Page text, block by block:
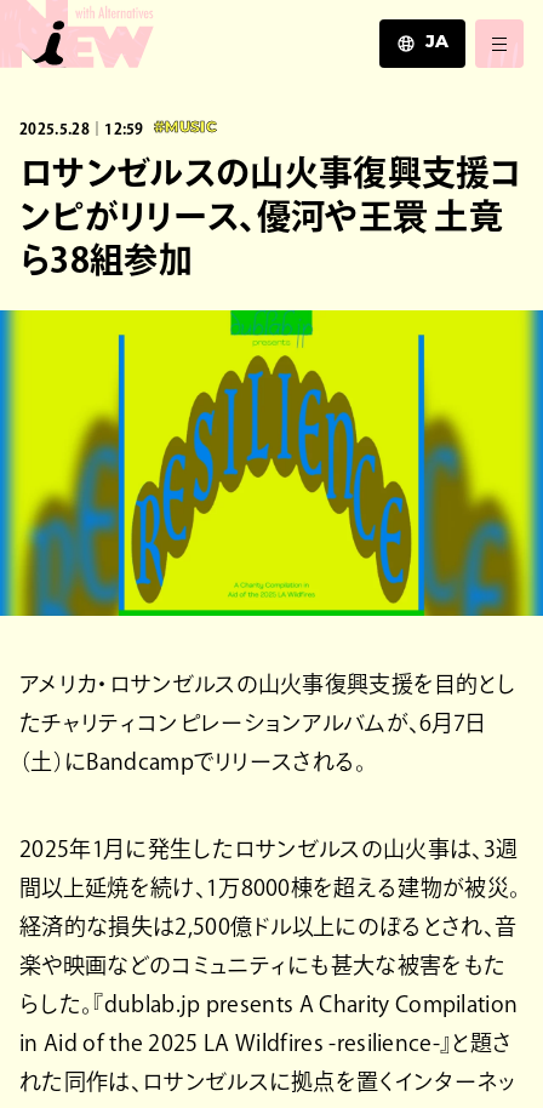
JA
ZH
2025.5.28｜12:59 #MUSIC
ロサンゼルスの山火事復興支援コ
ンピがリリース、優河や王睘 土竟
ら38組参加
アメリカ・ロサンゼルスの山火事復興支援を目的とし
たチャリティコンピレーションアルバムが、6月7日
（土）にBandcampでリリースされる。
2025年1月に発生したロサンゼルスの山火事は、3週
間以上延焼を続け、1万8000棟を超える建物が被災。
経済的な損失は2,500億ドル以上にのぼるとされ、音
楽や映画などのコミュニティにも甚大な被害をもた
らした。『dublab.jp presents A Charity Compilation
in Aid of the 2025 LA Wildfires -resilience-』と題さ
れた同作は、ロサンゼルスに拠点を置くインターネッ